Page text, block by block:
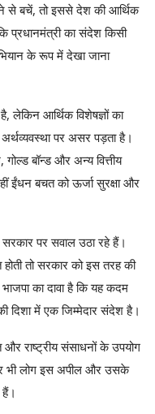
से बचें, तो इससे देश की आर्थिक
प्रधानमंत्री का संदेश किसी
के रूप में देखा जाना
लेकिन आर्थिक विशेषज्ञों का
पर असर पड़ता है।
बॉन्ड और अन्य वित्तीय
ईंधन बचत को ऊर्जा सुरक्षा और
सरकार पर सवाल उठा रहे हैं।
तो सरकार को इस तरह की
का दावा है कि यह कदम
दिशा में एक जिम्मेदार संदेश है।
राष्ट्रीय संसाधनों के उपयोग
भी लोग इस अपील और उसके